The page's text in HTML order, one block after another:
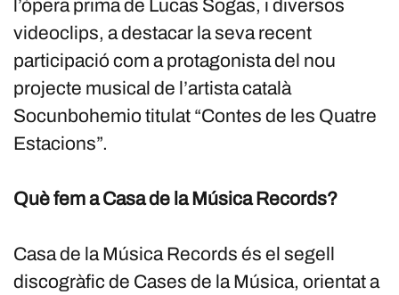
l’òpera prima de Lucas Sogas, i diversos
videoclips, a destacar la seva recent
participació com a protagonista del nou
projecte musical de l’artista català
Socunbohemio titulat “Contes de les Quatre
Estacions”.
Què fem a Casa de la Música Records?
Casa de la Música Records és el segell
discogràfic de Cases de la Música, orientat a